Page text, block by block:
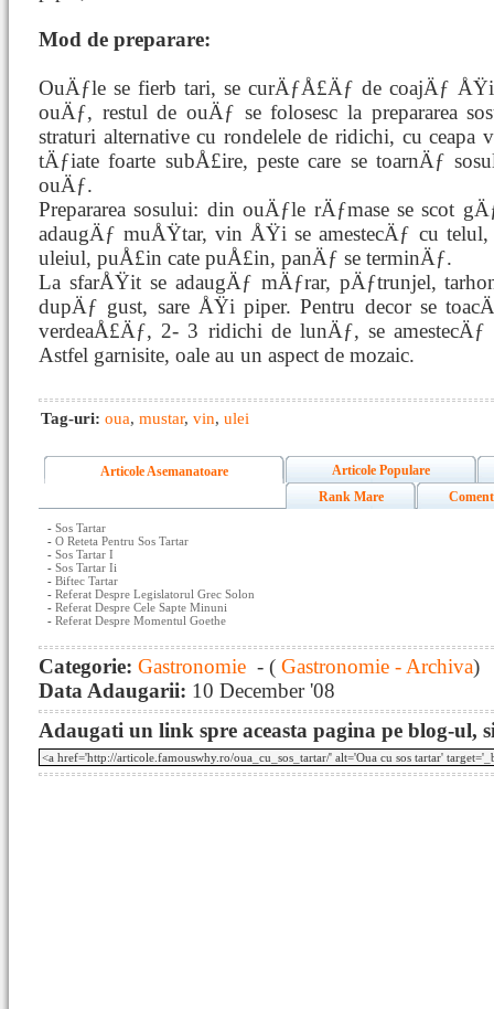
Mod de preparare:
OuÄƒle se fierb tari, se curÄƒÅ£Äƒ de coajÄƒ
ouÄƒ, restul de ouÄƒ se folosesc la prepararea
straturi alternative cu rondelele de ridichi, cu ceapa
tÄƒiate foarte subÅ£ire, peste care se toarnÄƒ
ouÄƒ.
Prepararea sosului: din ouÄƒle rÄƒmase se scot
adaugÄƒ muÅŸtar, vin ÅŸi se amestecÄƒ cu
uleiul, puÅ£in cate puÅ£in, panÄƒ se terminÄƒ.
La sfarÅŸit se adaugÄƒ mÄƒrar, pÄƒtrunjel,
dupÄƒ gust, sare ÅŸi piper. Pentru decor se
verdeaÅ£Äƒ, 2- 3 ridichi de lunÄƒ, se amestecÄƒ
Astfel garnisite, oale au un aspect de mozaic.
Tag-uri: oua, mustar, vin, ulei
Articole Asemanatoare
Articole Populare
Rank Mare
- Sos Tartar
- O Reteta Pentru Sos Tartar
- Sos Tartar I
- Sos Tartar Ii
- Biftec Tartar
- Referat Despre Legislatorul Grec Solon
- Referat Despre Cele Sapte Minuni
- Referat Despre Momentul Goethe
Categorie: Gastronomie - ( Gastronomie - Archiva)
Data Adaugarii: 10 December '08
Adaugati un link spre aceasta pagina pe blog-ul,